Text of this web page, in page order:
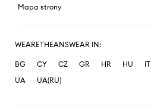
Mapa strony
WEARETHEANSWEAR IN:
BG CY CZ GR HR HU IT
UA
UA(RU)